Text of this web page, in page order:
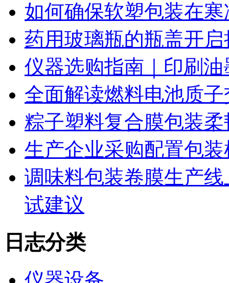
如何确保软塑包装在
药用玻璃瓶的瓶盖开
仪器选购指南｜印刷
全面解读燃料电池质
粽子塑料复合膜包装
生产企业采购配置包
调味料包装卷膜生产
试建议
日志分类